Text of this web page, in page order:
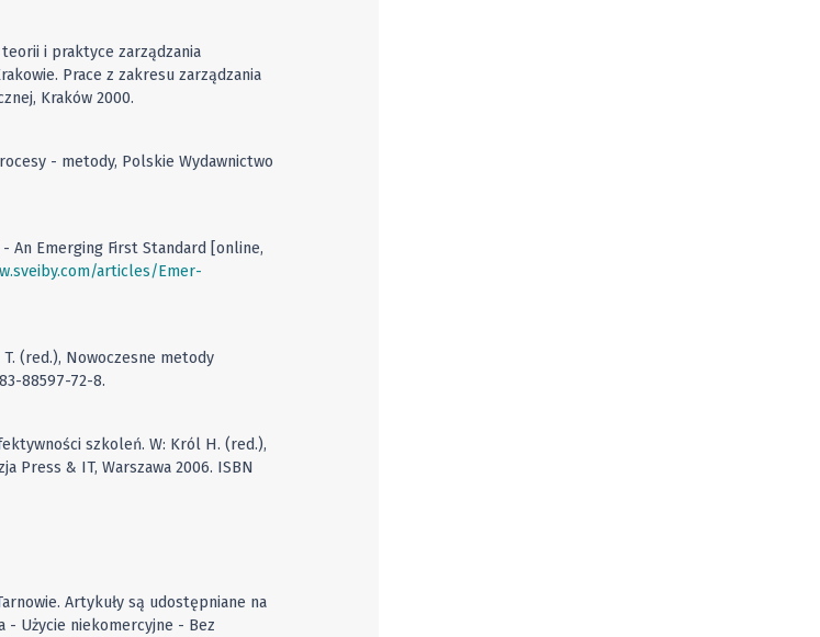
i praktyce zarządzania
Prace z zakresu zarządzania
Kraków 2000.
- metody, Polskie Wydawnictwo
An Emerging First Standard [online,
articles/Emer-
(red.), Nowoczesne metody
88597-72-8.
szkoleń. W: Król H. (red.),
Press & IT, Warszawa 2006. ISBN
Artykuły są udostępniane na
- Użycie niekomercyjne - Bez